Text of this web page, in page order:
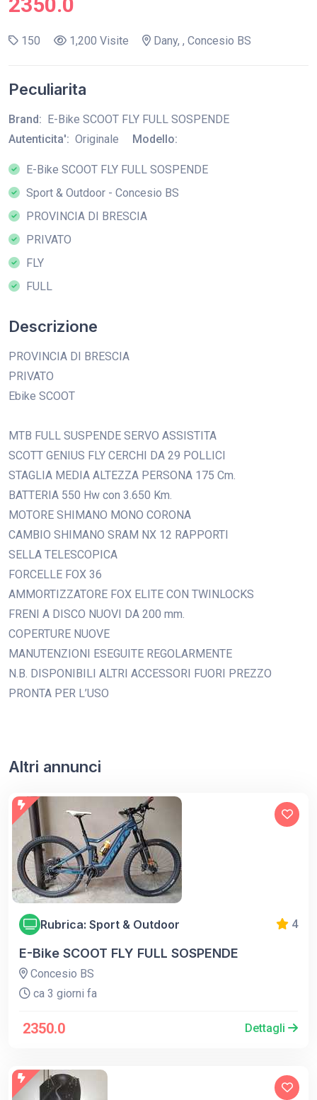
150 1,200 Visite Dany, , Concesio BS
Peculiarita
Brand:
E-Bike SCOOT FLY FULL SOSPENDE
Autenticita': Originale Modello:
E-Bike SCOOT FLY FULL SOSPENDE
Sport & Outdoor - Concesio BS
PROVINCIA DI BRESCIA
PRIVATO
FLY
FULL
Descrizione
PROVINCIA DI BRESCIA
PRIVATO
Ebike SCOOT
MTB FULL SUSPENDE SERVO ASSISTITA
SCOTT GENIUS FLY CERCHI DA 29 POLLICI
STAGLIA MEDIA ALTEZZA PERSONA 175 Cm.
BATTERIA 550 Hw con 3.650 Km.
MOTORE SHIMANO MONO CORONA
CAMBIO SHIMANO SRAM NX 12 RAPPORTI
SELLA TELESCOPICA
FORCELLE FOX 36
AMMORTIZZATORE FOX ELITE CON TWINLOCKS
FRENI A DISCO NUOVI DA 200 mm.
COPERTURE NUOVE
MANUTENZIONI ESEGUITE REGOLARMENTE
N.B. DISPONIBILI ALTRI ACCESSORI FUORI PREZZO
PRONTA PER L’USO
Altri annunci
Rubrica: Sport & Outdoor 4
E-Bike SCOOT FLY FULL SOSPENDE
Concesio BS
ca 3 giorni fa
2350.0 Dettagli